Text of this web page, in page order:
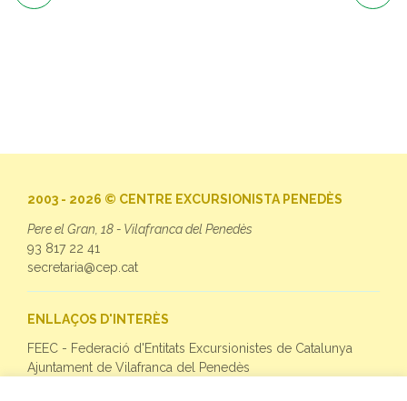
2003 - 2026 © CENTRE EXCURSIONISTA PENEDÈS
Pere el Gran, 18 - Vilafranca del Penedès
93 817 22 41
secretaria@cep.cat
ENLLAÇOS D'INTERÈS
FEEC - Federació d'Entitats Excursionistes de Catalunya
Ajuntament de Vilafranca del Penedès